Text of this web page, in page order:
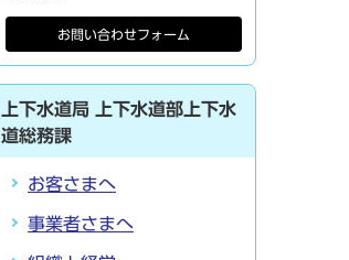
お問い合わせフォーム
上下水道局 上下水道部上下水
道総務課
お客さまへ
事業者さまへ